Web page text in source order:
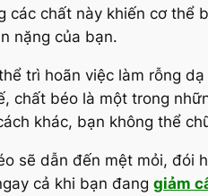
các chất này khiến cơ thể
nặng của bạn.
trì hoãn việc làm rỗng
chất béo là một trong
khác, bạn không thể
sẽ dẫn đến mệt mỏi, đói
cả khi bạn đang giảm